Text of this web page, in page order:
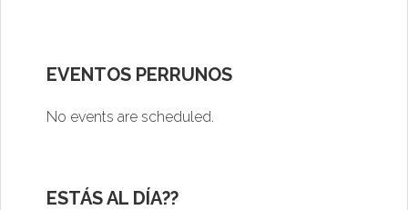
EVENTOS PERRUNOS
No events are scheduled.
ESTÁS AL DÍA??